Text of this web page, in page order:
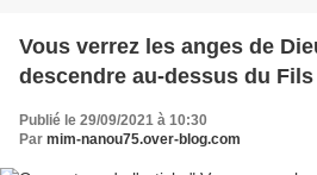
Vous verrez les anges de
descendre au-dessus du Fils
Publié le 29/09/2021 à 10:30
Par mim-nanou75.over-blog.com